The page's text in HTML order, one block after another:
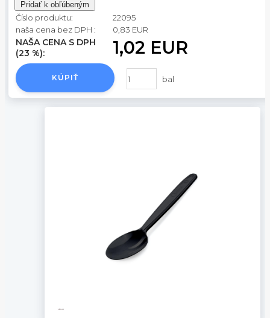
Pridať k obľúbeným
Číslo produktu:
22095
naša cena bez DPH :
0,83 EUR
NAŠA CENA S DPH
(23 %):
1,02 EUR
bal
KÚPIŤ